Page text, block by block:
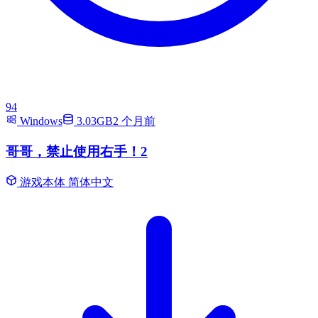
94
Windows
3.03GB2 个月前
哥哥，禁止使用右手！2
游戏本体 简体中文